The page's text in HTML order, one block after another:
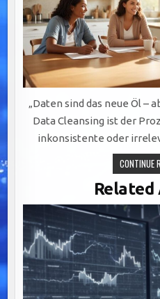
„Daten sind das neue Öl –
Data Cleansing ist der
inkonsistente oder
CONTINUE